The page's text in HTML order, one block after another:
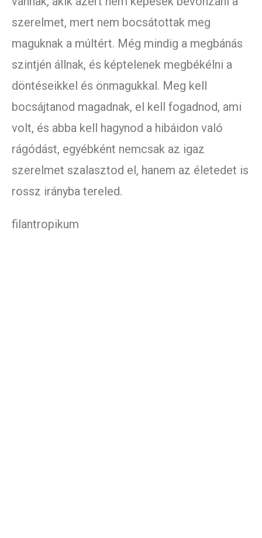
szerelmet, mert nem bocsátottak meg
maguknak a múltért. Még mindig a megbánás
szintjén állnak, és képtelenek megbékélni a
döntéseikkel és önmagukkal. Meg kell
bocsájtanod magadnak, el kell fogadnod, ami
volt, és abba kell hagynod a hibáidon való
rágódást, egyébként nemcsak az igaz
szerelmet szalasztod el, hanem az életedet is
rossz irányba tereled.
filantropikum